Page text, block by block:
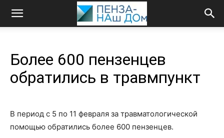
Более 600 пензенцев
обратились в травмпункт
В период с 5 по 11 февраля за травматологической
помощью обратились более 600 пензенцев.